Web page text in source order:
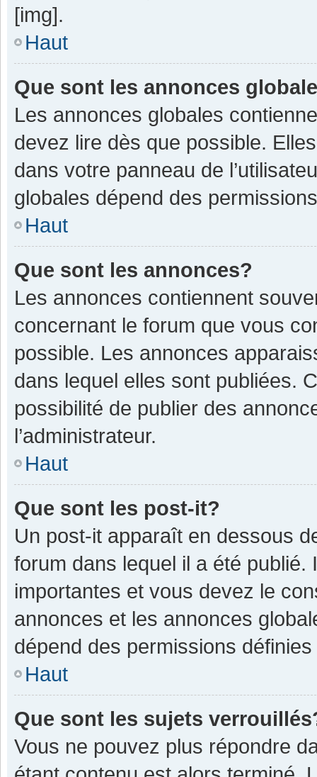
[img].
Haut
Que sont les annonces
Les annonces globales
devez lire dès que possible.
dans votre panneau de
globales dépend des
Haut
Que sont les annonces?
Les annonces contiennent
concernant le forum que vous
possible. Les annonces
dans lequel elles sont publiées.
possibilité de publier des
l’administrateur.
Haut
Que sont les post-it?
Un post-it apparaît en dessous
forum dans lequel il a été
importantes et vous devez le
annonces et les annonces
dépend des permissions définies
Haut
Que sont les sujets
Vous ne pouvez plus répondre